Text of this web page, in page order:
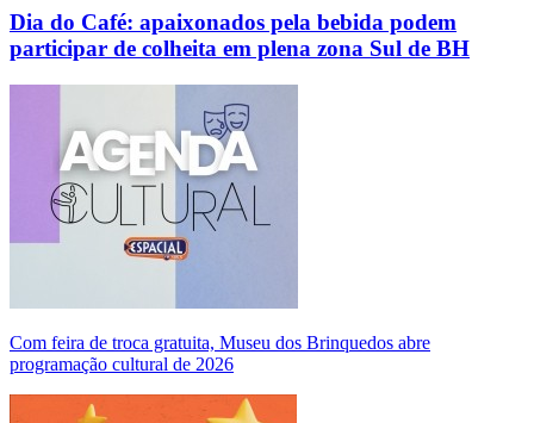
Dia do Café: apaixonados pela bebida podem
participar de colheita em plena zona Sul de BH
Com feira de troca gratuita, Museu dos Brinquedos abre
programação cultural de 2026